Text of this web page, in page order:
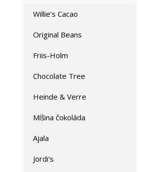
Willie’s Cacao
Original Beans
Friis-Holm
Chocolate Tree
Heinde & Verre
Míšina čokoláda
Ajala
Jordi's